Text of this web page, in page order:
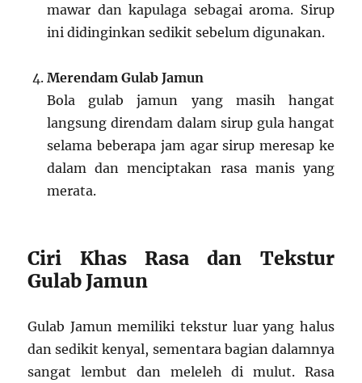
mawar dan kapulaga sebagai aroma. Sirup
ini didinginkan sedikit sebelum digunakan.
Merendam Gulab Jamun
Bola gulab jamun yang masih hangat
langsung direndam dalam sirup gula hangat
selama beberapa jam agar sirup meresap ke
dalam dan menciptakan rasa manis yang
merata.
Ciri Khas Rasa dan Tekstur
Gulab Jamun
Gulab Jamun memiliki tekstur luar yang halus
dan sedikit kenyal, sementara bagian dalamnya
sangat lembut dan meleleh di mulut. Rasa